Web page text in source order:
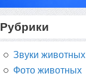
Рубрики
Звуки животных
Фото животных